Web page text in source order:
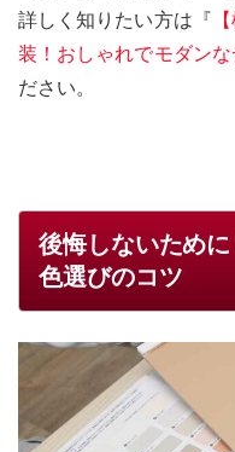
詳しく知りたい方は『
装！おしゃれでモダン
ださい。
後悔しないため
色選びのコツ